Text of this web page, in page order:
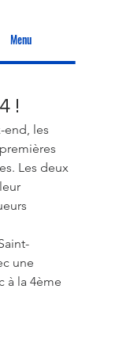
Menu
!
end, les
Les deux
une
à la 4ème